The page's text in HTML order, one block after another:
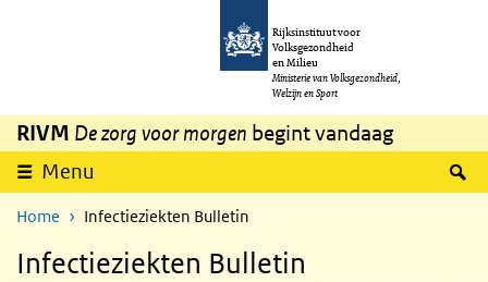
Overslaan en naar de inhoud gaan
Rijksinstituut voor
Volksgezondheid
en Milieu
Ministerie van Volksgezondheid,
Welzijn en Sport
RIVM De zorg voor morgen begint vandaag
Menu
Home Infectieziekten Bulletin
Infectieziekten Bulletin